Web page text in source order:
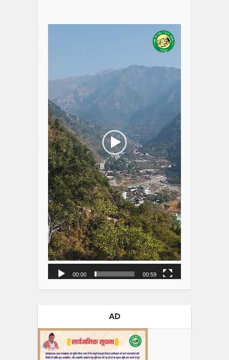
00:00 00:59
AD